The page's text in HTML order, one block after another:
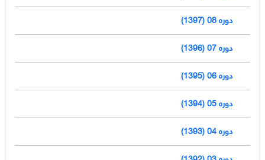
دوره 08 (1397)
دوره 07 (1396)
دوره 06 (1395)
دوره 05 (1394)
دوره 04 (1393)